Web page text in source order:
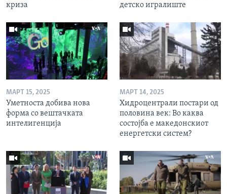
криза
детско игралиште
МАРТ 15, 2025
Уметноста добива нова
форма со вештачката
интелигенција
МАРТ 14, 2025
Хидроцентрали постари од
половина век: Во каква
состојба е македонскиот
енергетски систем?